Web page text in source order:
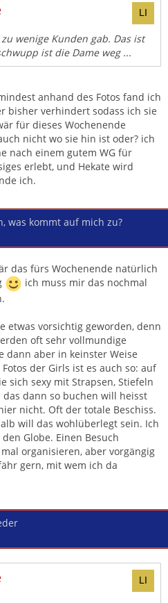
wenige Kunden gab. Das ist
ist die Dame weg ...
anhand des Fotos fand ich
bisher verhindert sodass ich sie
für dieses Wochenende
nicht wo sie hin ist oder? ich
nach einem gutem WG für
erlebt, und Hekate wird
ich.
was kommt auf mich zu?
das fürs Wochenende natürlich
ich muss mir das nochmal
etwas vorsichtig geworden, denn
oft sehr vollmundige
dann aber in keinster Weise
der Girls ist es auch so: auf
sich sexy mit Strapsen, Stiefeln
dann so buchen will heisst
nicht. Oft der totale Beschiss.
will das wohlüberlegt sein. Ich
Globe. Einen Besuch
organisieren, aber vorgängig
gern, mit wem ich da